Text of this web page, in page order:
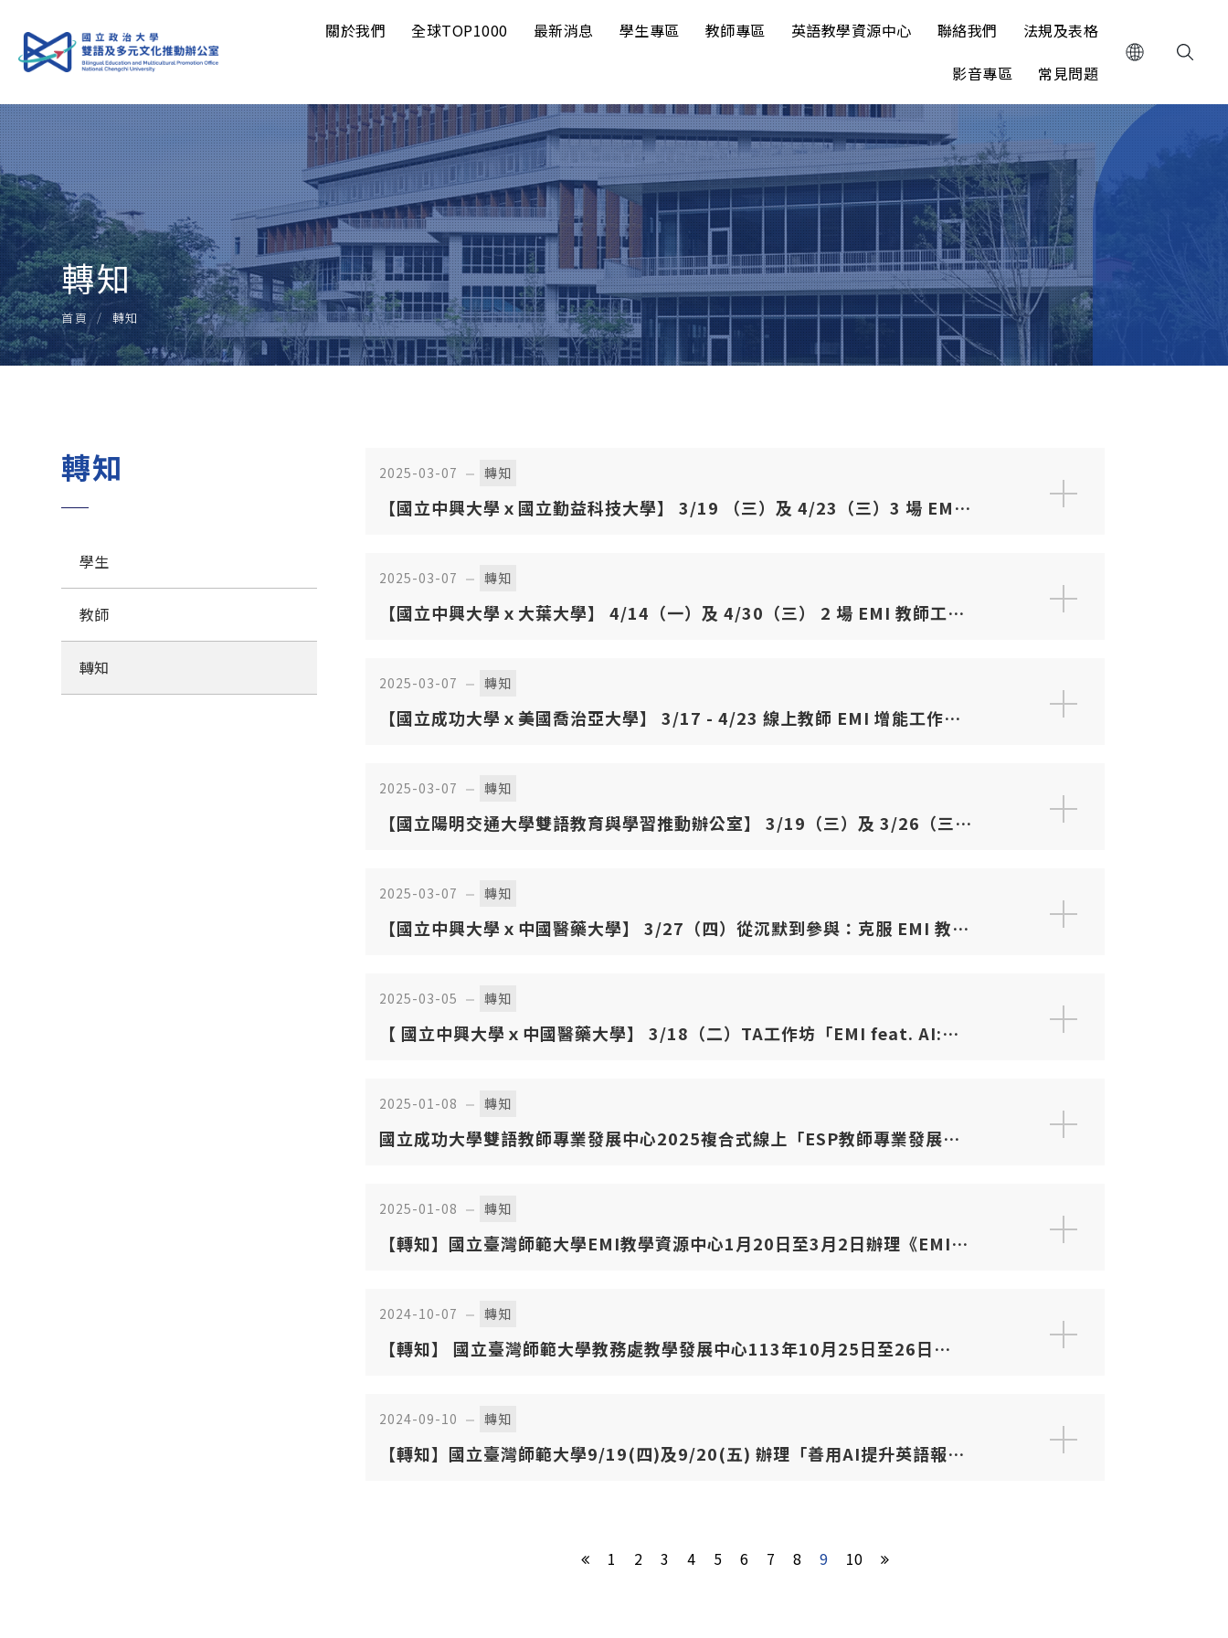
關於我們
願景
成員介紹
全球TOP1000
總公告
政策型
團隊型
第一梯次個人
型
第二梯次個人
型
最新消息
學生
教師
轉知
學生專區
寫作諮詢
學習活動
學習工具
多元文化活動
自主學習社群
EMI TA 培訓
EMI 獎勵
教師專區
培訓活動
增能講座
教師社群
授課補助
英語教學資源中心 聯絡我們
法規及表格
影音專區
常見問題
轉知
首頁 轉知
轉知
學生
教師
轉知
2025-03-07 轉知
【國立中興大學ｘ國立勤益科技大學】 3/19 （三）及 4/23（三）3 場 EMI
2025-03-07 轉知
【國立中興大學ｘ大葉大學】 4/14（一）及 4/30（三） 2 場 EMI 教師工作
2025-03-07 轉知
【國立成功大學ｘ美國喬治亞大學】 3/17 - 4/23 線上教師 EMI 增能工作坊
2025-03-07 轉知
【國立陽明交通大學雙語教育與學習推動辦公室】 3/19（三）及 3/26（三）
2025-03-07 轉知
【國立中興大學ｘ中國醫藥大學】 3/27（四）從沉默到參與：克服 EMI 教學
2025-03-05 轉知
【 國立中興大學ｘ中國醫藥大學】 3/18（二）TA工作坊「EMI feat. AI:
2025-01-08 轉知
國立成功大學雙語教師專業發展中心2025複合式線上「ESP教師專業發展課
2025-01-08 轉知
【轉知】國立臺灣師範大學EMI教學資源中心1月20日至3月2日辦理《EMI教
2024-10-07 轉知
【轉知】 國立臺灣師範大學教務處教學發展中心113年10月25日至26日
2024-09-10 轉知
【轉知】國立臺灣師範大學9/19(四)及9/20(五) 辦理「善用AI提升英語報告
1 2 3 4 5 6 7 8 9 10